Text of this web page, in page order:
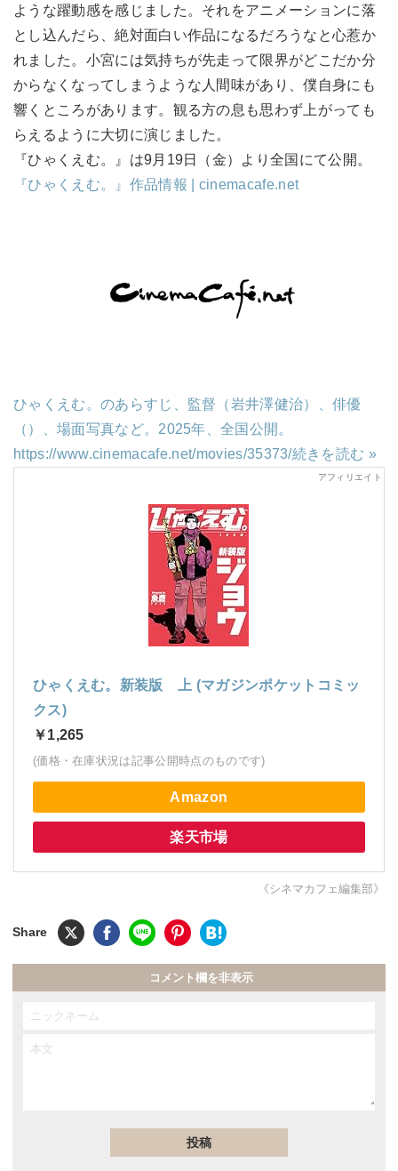
ような躍動感を感じました。それをアニメーションに落
とし込んだら、絶対面白い作品になるだろうなと心惹か
れました。小宮には気持ちが先走って限界がどこだか分
からなくなってしまうような人間味があり、僕自身にも
響くところがあります。観る方の息も思わず上がっても
らえるように大切に演じました。
『ひゃくえむ。』は9月19日（金）より全国にて公開。
『ひゃくえむ。』作品情報 | cinemacafe.net
ひゃくえむ。のあらすじ、監督（岩井澤健治）、俳優
（）、場面写真など。2025年、全国公開。
https://www.cinemacafe.net/movies/35373/続きを読む »
ひゃくえむ。新装版 上 (マガジンポケットコミッ
クス)
￥1,265
(価格・在庫状況は記事公開時点のものです)
Amazon
楽天市場
《シネマカフェ編集部》
コメント欄を非表示